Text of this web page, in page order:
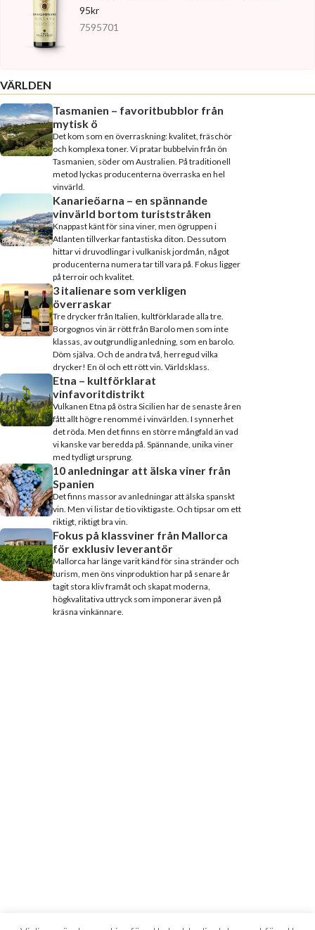
95kr
7595701
VÄRLDEN
Tasmanien – favoritbubblor från
mytisk ö
Det kom som en överraskning: kvalitet, fräschör
och komplexa toner. Vi pratar bubbelvin från ön
Tasmanien, söder om Australien. På traditionell
metod lyckas producenterna överraska en hel
vinvärld.
Kanarieöarna – en spännande
vinvärld bortom turiststråken
Knappast känt för sina viner, men ögruppen i
Atlanten tillverkar fantastiska diton. Dessutom
hittar vi druvodlingar i vulkanisk jordmån, något
producenterna numera tar till vara på. Fokus ligger
på terroir och kvalitet.
3 italienare som verkligen
överraskar
Tre drycker från Italien, kultförklarade alla tre.
Borgognos vin är rött från Barolo men som inte
klassas, av outgrundlig anledning, som en barolo.
Döm själva. Och de andra två, herregud vilka
drycker! En öl och ett rött vin. Världsklass.
Etna – kultförklarat
vinfavoritdistrikt
Vulkanen Etna på östra Sicilien har de senaste åren
fått allt högre renommé i vinvärlden. I synnerhet
det röda. Men det finns en större mångfald än vad
vi kanske var beredda på. Spännande, unika viner
med tydligt ursprung.
10 anledningar att älska viner från
Spanien
Det finns massor av anledningar att älska spanskt
vin. Men vi listar de tio viktigaste. Och tipsar om ett
riktigt, riktigt bra vin.
Fokus på klassviner från Mallorca
för exklusiv leverantör
Mallorca har länge varit känd för sina stränder och
turism, men öns vinproduktion har på senare år
tagit stora kliv framåt och skapat moderna,
högkvalitativa uttryck som imponerar även på
kräsna vinkännare.